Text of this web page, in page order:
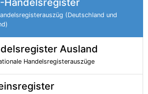
Handelsregister
(Deutschland und
Ausland
Handelsregisterauszüge